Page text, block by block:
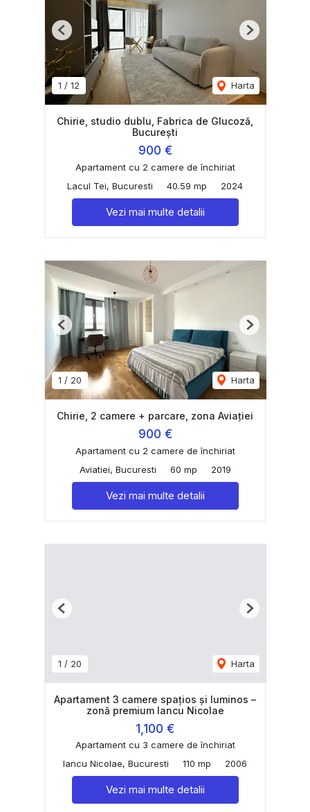
1 / 12 Harta
Previous Next
Chirie, studio dublu, Fabrica de Glucoză,
București
900 €
Apartament cu 2 camere de închiriat
Lacul Tei, Bucuresti
40.59 mp 2024
Vezi mai multe detalii
1 / 20 Harta
Previous Next
Chirie, 2 camere + parcare, zona Aviației
900 €
Apartament cu 2 camere de închiriat
Aviatiei, Bucuresti
60 mp 2019
Vezi mai multe detalii
1 / 20 Harta
Previous Next
Apartament 3 camere spațios și luminos –
zonă premium Iancu Nicolae
1,100 €
Apartament cu 3 camere de închiriat
Iancu Nicolae, Bucuresti
110 mp 2006
Vezi mai multe detalii